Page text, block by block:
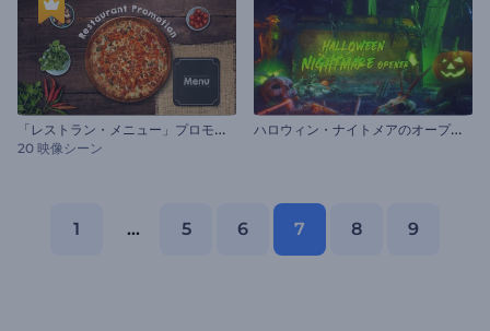
「
レストラン・メニュー」プロモーション
20 映像シーン
ハ
ロウィン・ナイトメアのオープニング動画
1 ... 5 6 7 8 9